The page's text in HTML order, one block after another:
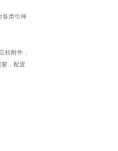
各类引伸
柱附件，
要，配置